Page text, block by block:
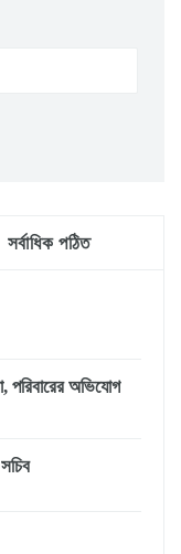
সর্বাধিক পঠিত
পরিবারের অভিযোগ